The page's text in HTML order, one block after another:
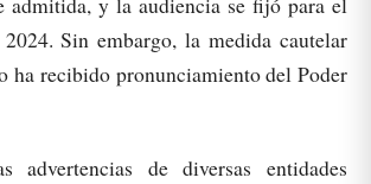
Sin embargo, la medida cautelar
ha recibido pronunciamiento del Poder
de diversas entidades